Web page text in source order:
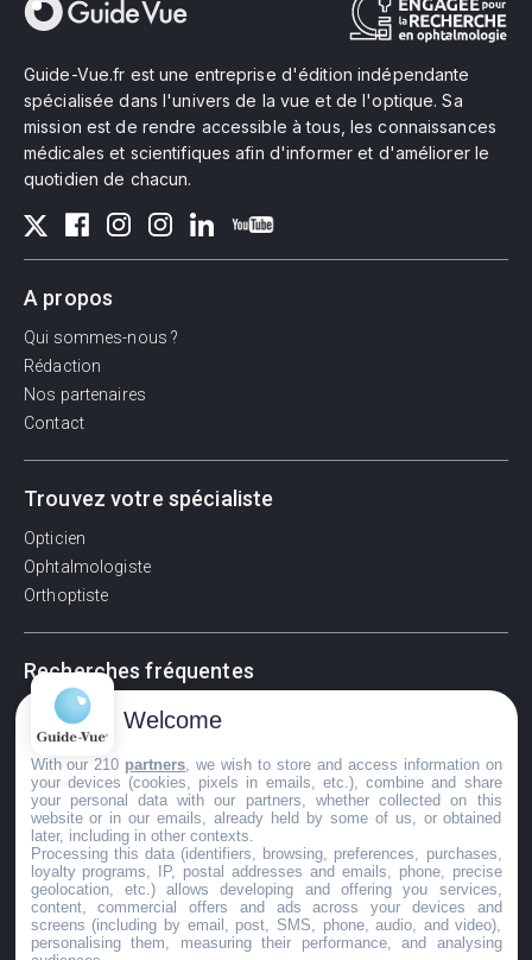
Guide-Vue.fr est une entreprise d'édition indépendante
spécialisée dans l'univers de la vue et de l'optique. Sa
mission est de rendre accessible à tous, les connaissances
médicales et scientifiques afin d'informer et d'améliorer le
quotidien de chacun.
A propos
Qui sommes-nous ?
Rédaction
Nos partenaires
Contact
Trouvez votre spécialiste
Opticien
Ophtalmologiste
Orthoptiste
Recherches fréquentes
Pathologies adultes
Signes d'une urgence ophtalmologique
La vision
Acuité visuelle
Myosis / mydriase
Œdème oculaire
©GuideVue2024
Welcome
With our 210 partners , we wish to store and access information on
your devices (cookies, pixels in emails, etc.), combine and share
your personal data with our partners, whether collected on this
website or in our emails, already held by some of us, or obtained
later, including in other contexts.
Processing this data (identifiers, browsing, preferences, purchases,
loyalty programs, IP, postal addresses and emails, phone, precise
geolocation, etc.) allows developing and offering you services,
content, commercial offers and ads across your devices and
screens (including by email, post, SMS, phone, audio, and video),
personalising them, measuring their performance, and analysing